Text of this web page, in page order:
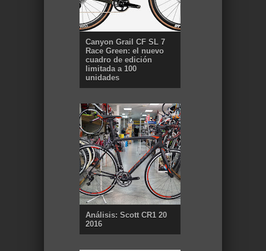
Canyon Grail CF SL 7
Race Green: el nuevo
cuadro de edición
limitada a 100
unidades
Análisis: Scott CR1 20
2016